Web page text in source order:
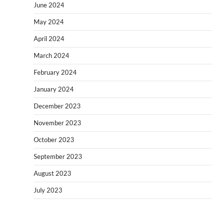
June 2024
May 2024
April 2024
March 2024
February 2024
January 2024
December 2023
November 2023
October 2023
September 2023
August 2023
July 2023